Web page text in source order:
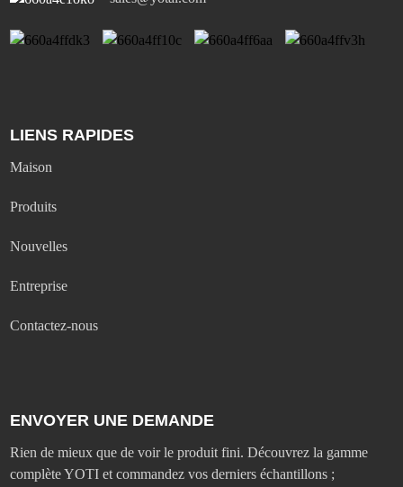
LIENS RAPIDES
Maison
Produits
Nouvelles
Entreprise
Contactez-nous
ENVOYER UNE DEMANDE
Rien de mieux que de voir le produit fini. Découvrez la gamme
complète YOTI et commandez vos derniers échantillons ;